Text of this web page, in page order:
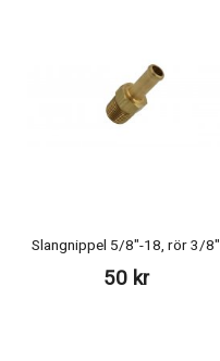
Slangnippel 5/8"-18, rör 3/8"
50 kr